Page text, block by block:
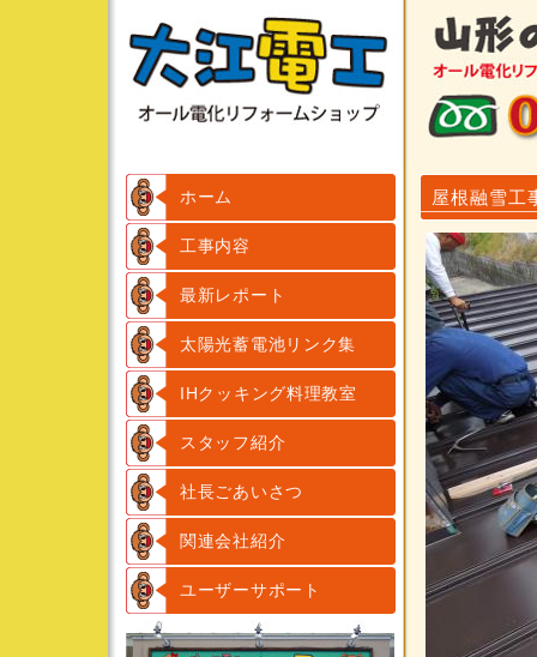
ホーム
工事内容
最新レポート
太陽光蓄電池リンク集
IHクッキング料理教室
スタッフ紹介
社長ごあいさつ
関連会社紹介
ユーザーサポート
屋根融雪工